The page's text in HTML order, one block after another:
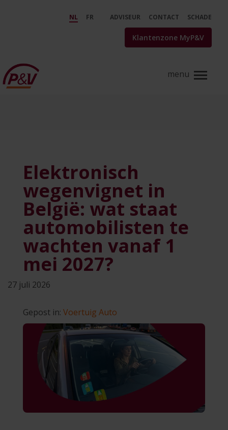
Trampoline in de tuin? Veilig
NL FR ADVISEUR CONTACT SCHADE
Klantenzone MyP&V
Elektronisch
wegenvignet in
België: wat staat
automobilisten te
wachten vanaf 1
mei 2027?
27 juli 2026
Gepost in: Voertuig Auto